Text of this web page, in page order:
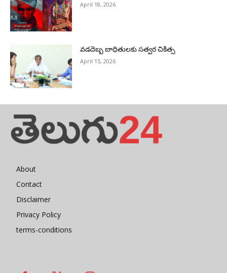
April 18, 2026
వడదెబ్బ బాధితులకు సత్వర చికిత్స
April 15, 2026
About
Contact
Disclaimer
Privacy Policy
terms-conditions